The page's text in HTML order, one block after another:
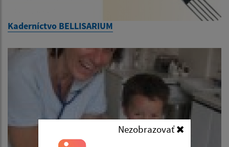
Nezobrazovať
Kaderníctvo BELLISARIUM